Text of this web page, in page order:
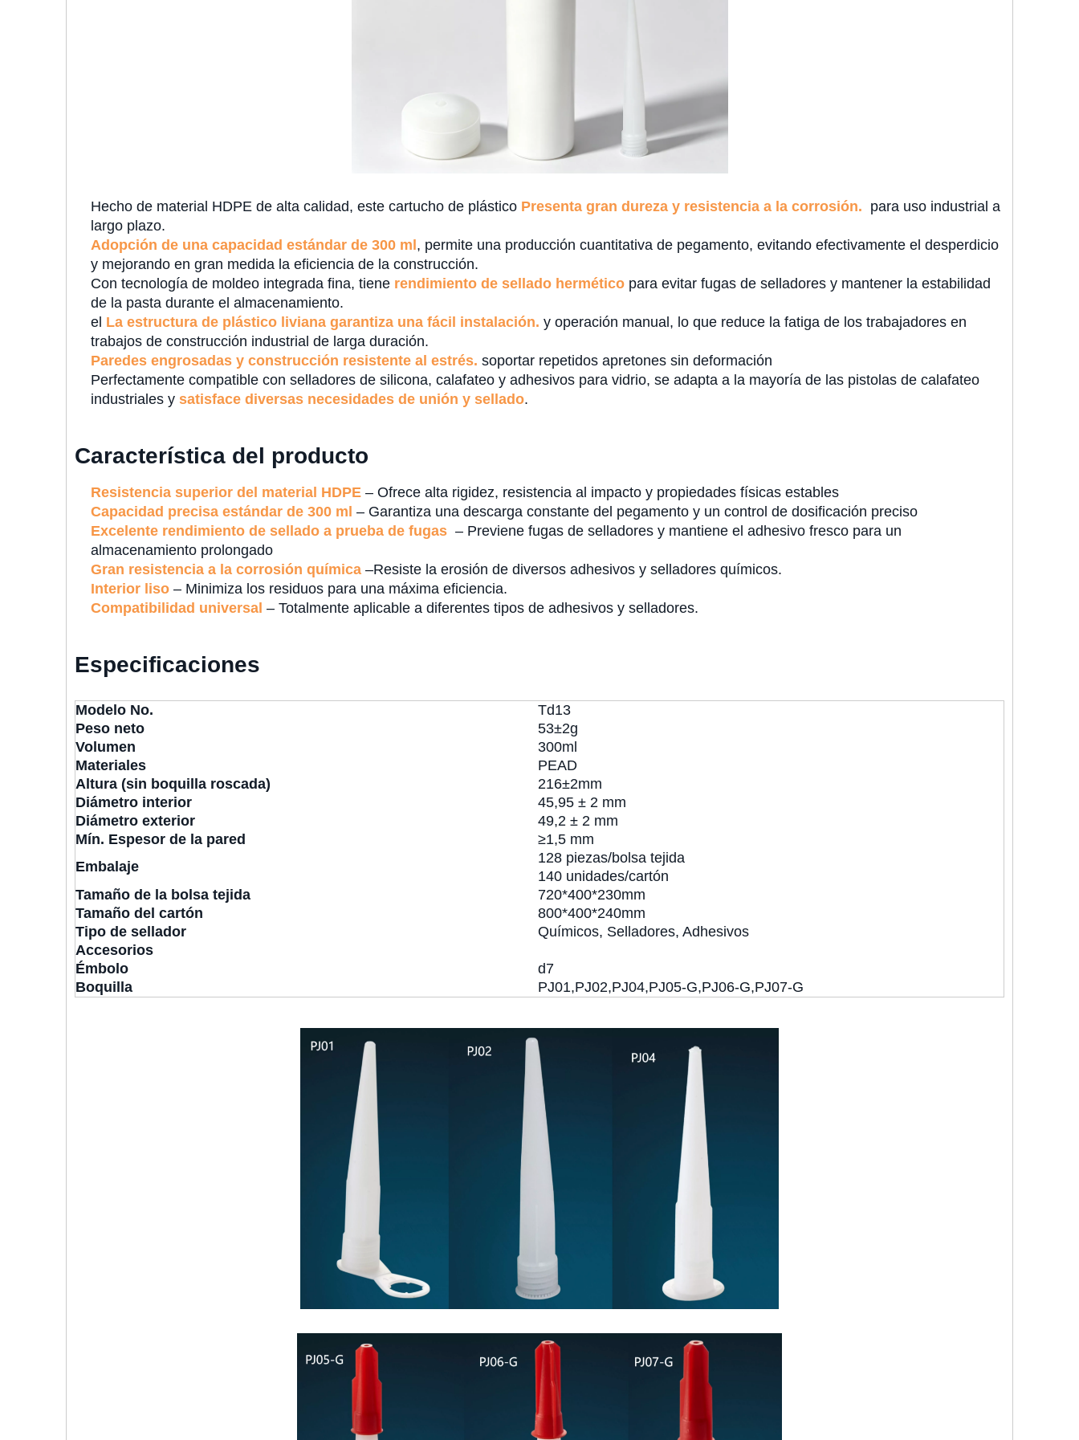
Hecho de material HDPE de alta calidad, este cartucho de plástico Presenta gran dureza y resistencia a la corrosión. para uso industrial a
largo plazo.
Adopción de una capacidad estándar de 300 ml , permite una producción cuantitativa de pegamento, evitando efectivamente el desperdicio
y mejorando en gran medida la eficiencia de la construcción.
Con tecnología de moldeo integrada fina, tiene rendimiento de sellado hermético para evitar fugas de selladores y mantener la estabilidad
de la pasta durante el almacenamiento.
el La estructura de plástico liviana garantiza una fácil instalación. y operación manual, lo que reduce la fatiga de los trabajadores en
trabajos de construcción industrial de larga duración.
Paredes engrosadas y construcción resistente al estrés. soportar repetidos apretones sin deformación
Perfectamente compatible con selladores de silicona, calafateo y adhesivos para vidrio, se adapta a la mayoría de las pistolas de calafateo
industriales y satisface diversas necesidades de unión y sellado.
Característica del producto
Resistencia superior del material HDPE – Ofrece alta rigidez, resistencia al impacto y propiedades físicas estables
Capacidad precisa estándar de 300 ml – Garantiza una descarga constante del pegamento y un control de dosificación preciso
Excelente rendimiento de sellado a prueba de fugas – Previene fugas de selladores y mantiene el adhesivo fresco para un
almacenamiento prolongado
Gran resistencia a la corrosión química –Resiste la erosión de diversos adhesivos y selladores químicos.
Interior liso – Minimiza los residuos para una máxima eficiencia.
Compatibilidad universal – Totalmente aplicable a diferentes tipos de adhesivos y selladores.
Especificaciones
Modelo No.
Td13
Peso neto
53±2g
Volumen
300ml
Materiales
PEAD
Altura (sin boquilla roscada)
216±2mm
Diámetro interior
45,95 ± 2 mm
Diámetro exterior
49,2 ± 2 mm
Mín. Espesor de la pared
≥1,5 mm
Embalaje
128 piezas/bolsa tejida
140 unidades/cartón
Tamaño de la bolsa tejida
720*400*230mm
Tamaño del cartón
800*400*240mm
Tipo de sellador
Químicos, Selladores, Adhesivos
Accesorios
Émbolo
d7
Boquilla
PJ01,PJ02,PJ04,PJ05-G,PJ06-G,PJ07-G